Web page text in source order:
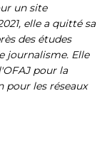
un site
elle a quitté sa
des études
journalisme. Elle
pour la
les réseaux